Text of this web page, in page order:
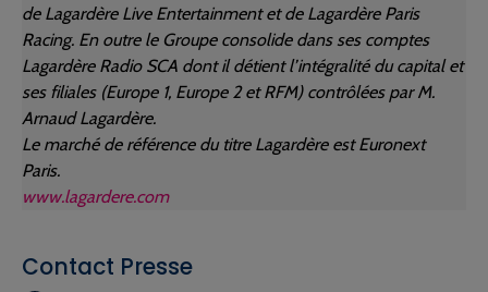
de Lagardère Live Entertainment et de Lagardère Paris
Racing. En outre le Groupe consolide dans ses comptes
Lagardère Radio SCA dont il détient l’intégralité du capital et
ses filiales (Europe 1, Europe 2 et RFM) contrôlées par M.
Arnaud Lagardère.
Le marché de référence du titre Lagardère est Euronext
Paris.
www.lagardere.com
Contact Presse